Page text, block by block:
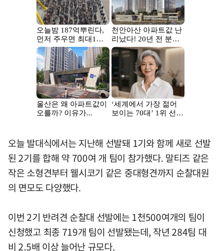
오늘 발대식에서는 지난해 선발돼 1기와 함께 새로 선발
된 2기를 합해 약 700여 개 팀이 참가했다. 말티즈 같은
작은 소형견부터 웰시코기 같은 중대형견까지 순찰대원
의 면모도 다양했다.
이번 2기 반려견 순찰대 선발에는 1천500여개의 팀이
신청했고 최종 719개 팀이 선발됐는데, 작년 284팀 대
비 2.5배 이상 늘어난 규모다.